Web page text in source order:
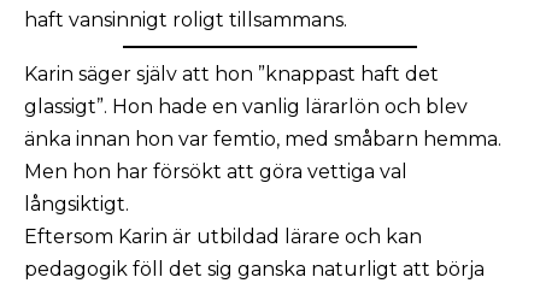
haft vansinnigt roligt tillsammans.
Karin säger själv att hon ”knappast haft det
glassigt”. Hon hade en vanlig lärarlön och blev
änka innan hon var femtio, med småbarn hemma.
Men hon har försökt att göra vettiga val
långsiktigt.
Eftersom Karin är utbildad lärare och kan
pedagogik föll det sig ganska naturligt att börja